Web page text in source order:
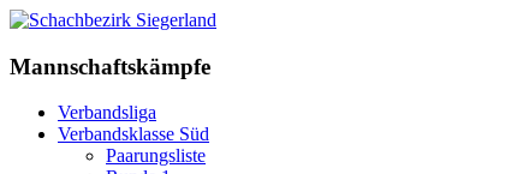
Mannschaftskämpfe
Verbandsliga
Verbandsklasse Süd
Paarungsliste